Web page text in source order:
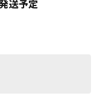
送予定